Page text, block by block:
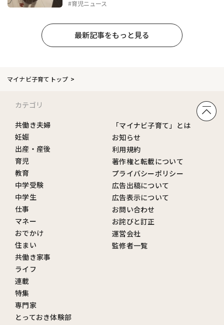
#育児ニュース
最新記事をもっと見る
マイナビ子育てトップ
カテゴリ
共働き夫婦
妊娠
出産・産後
育児
教育
中学受験
中学生
仕事
マネー
おでかけ
住まい
共働き家事
ライフ
連載
特集
専門家
とっておき体験部
「マイナビ子育て」とは
お知らせ
利用規約
著作権と転載について
プライバシーポリシー
広告出稿について
広告表示について
お問い合わせ
お詫びと訂正
運営会社
監修者一覧